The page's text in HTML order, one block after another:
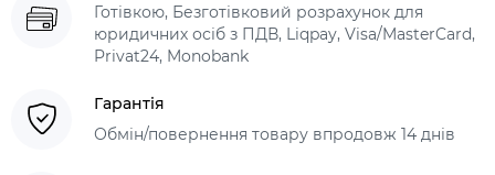
Готівкою, Безготівковий розрахунок для
юридичних осіб з ПДВ, Liqpay, Visa/MasterCard,
Privat24, Monobank
Гарантія
Обмін/повернення товару впродовж 14 днів